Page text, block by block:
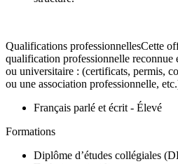
Qualifications professionnellesCette
qualification professionnelle reconnue
ou universitaire : (certificats, permis,
ou une association professionnelle,
Français parlé et écrit - Élevé
Formations
Diplôme d’études collégiales